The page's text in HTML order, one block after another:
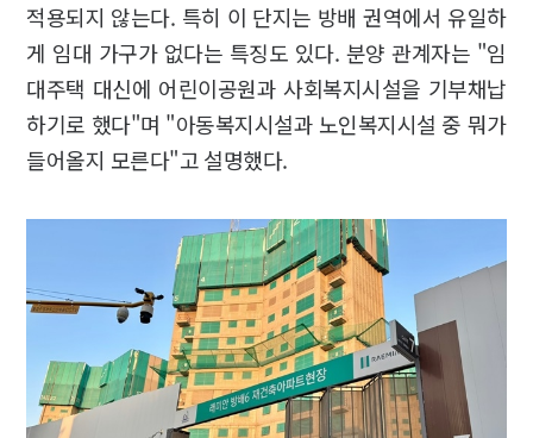
적용되지 않는다. 특히 이 단지는 방배 권역에서 유일하
게 임대 가구가 없다는 특징도 있다. 분양 관계자는 "임
대주택 대신에 어린이공원과 사회복지시설을 기부채납
하기로 했다"며 "아동복지시설과 노인복지시설 중 뭐가
들어올지 모른다"고 설명했다.